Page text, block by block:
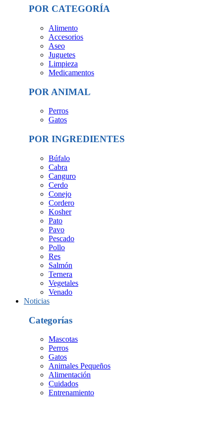
POR CATEGORÍA
Alimento
Accesorios
Aseo
Juguetes
Limpieza
Medicamentos
POR ANIMAL
Perros
Gatos
POR INGREDIENTES
Búfalo
Cabra
Canguro
Cerdo
Conejo
Cordero
Kosher
Pato
Pavo
Pescado
Pollo
Res
Salmón
Ternera
Vegetales
Venado
Noticias
Categorías
Mascotas
Perros
Gatos
Animales Pequeños
Alimentación
Cuidados
Entrenamiento